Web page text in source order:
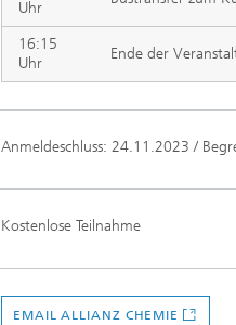
Uhr
16:15
Uhr
Ende der
Anmeldeschluss: 24.11.2023 /
Kostenlose Teilnahme
EMAIL ALLIANZ CHEMIE